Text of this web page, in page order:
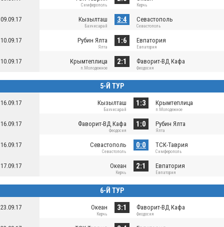
Симферополь Керчь
09.09.17 Кызылташ
Бахчисарай
3:4 Севастополь
Севастополь
10.09.17 Рубин Ялта
Ялта
1:6 Евпатория
Евпатория
10.09.17 Крымтеплица
п.Молодежное
2:1 Фаворит-ВД Кафа
Феодосия
5-Й ТУР
16.09.17 Кызылташ
Бахчисарай
1:3 Крымтеплица
п.Молодежное
16.09.17 Фаворит-ВД Кафа
Феодосия
1:0 Рубин Ялта
Ялта
16.09.17 Севастополь
Севастополь
0:0 ТСК-Таврия
Симферополь
17.09.17 Океан
Керчь
2:1 Евпатория
Евпатория
6-Й ТУР
23.09.17 Океан
Керчь
3:1 Фаворит-ВД Кафа
Феодосия